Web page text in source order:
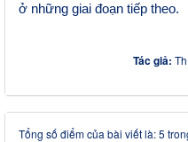
ở những giai đoạn tiếp theo.
Tác giả:
Tổng số điểm của bài viết là: 5